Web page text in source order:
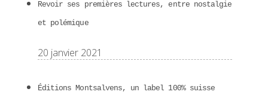
Revoir ses premières lectures, entre nostalgie
et polémique
20 janvier 2021
Éditions Montsalvens, un label 100% suisse